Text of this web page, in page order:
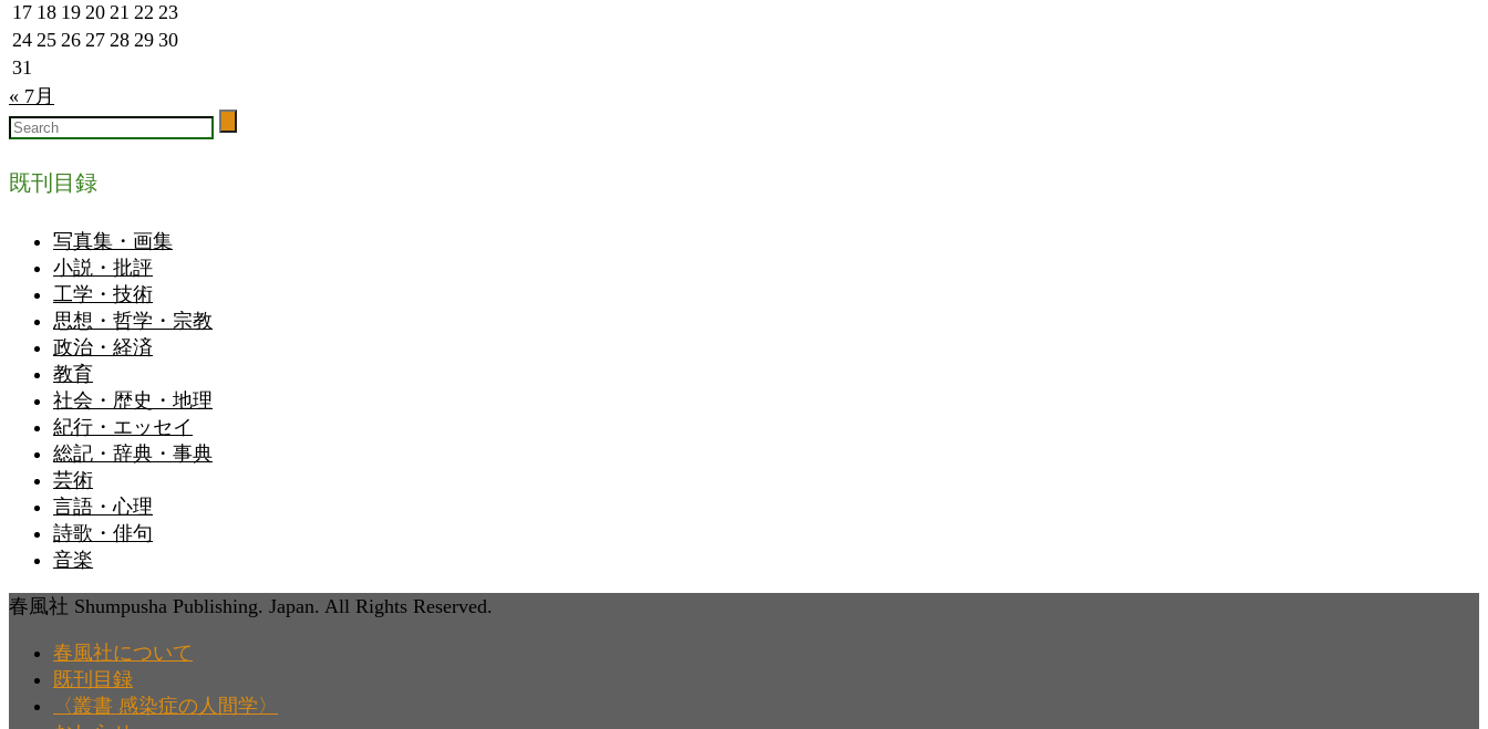
17 18 19 20 21 22 23
24 25 26 27 28 29 30
31
« 7月
既刊目録
写真集・画集
小説・批評
工学・技術
思想・哲学・宗教
政治・経済
教育
社会・歴史・地理
紀行・エッセイ
総記・辞典・事典
芸術
言語・心理
詩歌・俳句
音楽
春風社 Shumpusha Publishing. Japan. All Rights Reserved.
春風社について
既刊目録
〈叢書 感染症の人間学〉